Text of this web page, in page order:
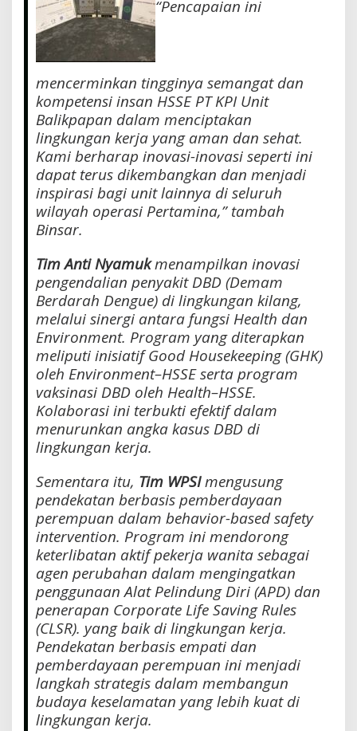
“Pencapaian ini
mencerminkan tingginya semangat dan
kompetensi insan HSSE PT KPI Unit
Balikpapan dalam menciptakan
lingkungan kerja yang aman dan sehat.
Kami berharap inovasi-inovasi seperti ini
dapat terus dikembangkan dan menjadi
inspirasi bagi unit lainnya di seluruh
wilayah operasi Pertamina,”tambah
Binsar.
Tim Anti Nyamukmenampilkan inovasi
pengendalian penyakit DBD (Demam
Berdarah Dengue) di lingkungan kilang,
melalui sinergi antara fungsi Health dan
Environment. Program yang diterapkan
meliputi inisiatifGood Housekeeping (GHK)
oleh Environment–HSSE serta program
vaksinasi DBD oleh Health–HSSE.
Kolaborasi ini terbukti efektif dalam
menurunkan angka kasus DBD di
lingkungan kerja.
Sementara itu, Tim WPSImengusung
pendekatan berbasis pemberdayaan
perempuan dalam behavior-based safety
intervention. Program ini mendorong
keterlibatan aktif pekerja wanita sebagai
agen perubahan dalam mengingatkan
penggunaan Alat Pelindung Diri (APD) dan
penerapan Corporate Life Saving Rules
(CLSR). yang baik di lingkungan kerja.
Pendekatan berbasis empati dan
pemberdayaan perempuan ini menjadi
langkah strategis dalam membangun
budaya keselamatan yang lebih kuat di
lingkungan kerja.